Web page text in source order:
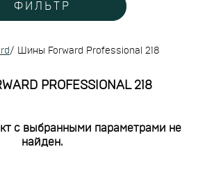
ФИЛЬТР
/ Шины Forward Professional 218
PROFESSIONAL 218
с выбранными параметрами не
найден.